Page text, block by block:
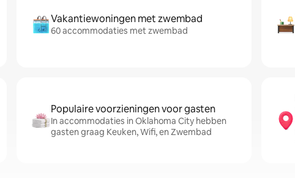
Vakantiewoningen met zwembad
60 accommodaties met zwembad
Populaire voorzieningen voor gasten
In accommodaties in Oklahoma City hebben
gasten graag Keuken, Wifi, en Zwembad